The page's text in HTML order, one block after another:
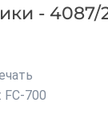
-
FC-700